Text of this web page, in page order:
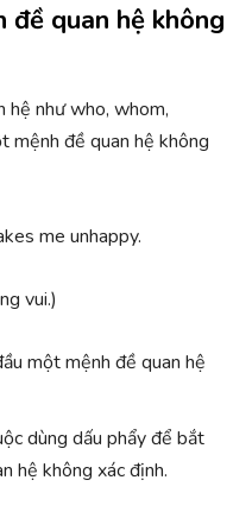
đề quan hệ không
hệ như who, whom,
mệnh đề quan hệ không
me unhappy.
vui.)
một mệnh đề quan hệ
dùng dấu phẩy để bắt
hệ không xác định.